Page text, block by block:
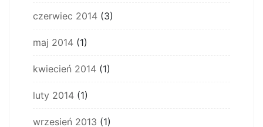
czerwiec 2014 (3)
maj 2014 (1)
kwiecień 2014 (1)
luty 2014 (1)
wrzesień 2013 (1)